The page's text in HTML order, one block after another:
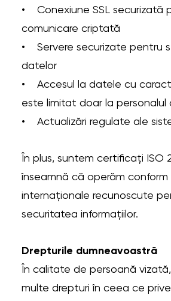
• Conexiune SSL securizată
comunicare criptată
• Servere securizate pentru
datelor
• Accesul la datele cu
este limitat doar la personalul
• Actualizări regulate ale
În plus, suntem certificați ISO
înseamnă că operăm
internaționale recunoscute
securitatea informațiilor.
Drepturile dumneavoastră
În calitate de persoană
multe drepturi în ceea ce